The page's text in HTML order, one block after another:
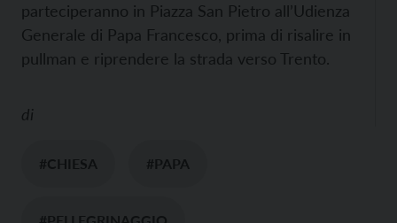
parteciperanno in Piazza San Pietro all’Udienza
Generale di Papa Francesco, prima di risalire in
pullman e riprendere la strada verso Trento.
di
#CHIESA #PAPA